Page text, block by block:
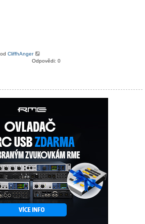
CliffhAnger
Odpovědi: 0